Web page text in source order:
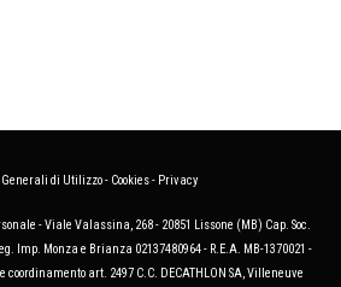
Generali di Utilizzo- Cookies- Privacy
- Viale Valassina, 268 - 20851 Lissone (MB) Cap. Soc.
Imp. Monza e Brianza 02137480964 - R.E.A. MB-1370021 -
coordinamento art. 2497 C.C. DECATHLON SA, Villeneuve